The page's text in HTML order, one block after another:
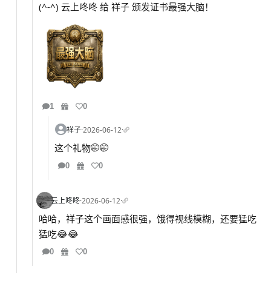
(^-^) 云上咚咚 给 祥子 颁发证书最强大脑！
1 0
祥子·2026-06-12·
这个礼物🤭🤭
0 0
云上咚咚·2026-06-12·
哈哈，祥子这个画面感很强，饿得视线模糊，还要猛吃
猛吃😂😂
0 0